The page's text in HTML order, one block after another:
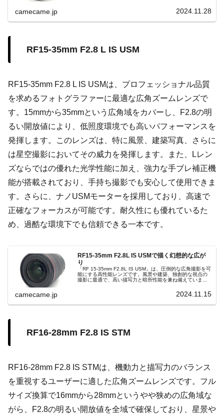
camecame.jp 2024.11.28
RF15-35mm F2.8 L IS USM
RF15-35mm F2.8 L IS USMは、プロフェッショナル品質
を求めるフォトグラファーに最適な広角ズームレンズで
す。15mmから35mmという広角域をカバーし、F2.8の明
るい開放値により、低照度環境でも高いパフォーマンスを
発揮します。このレンズは、特に風景、建築写真、さらに
は星空撮影においてその威力を発揮します。また、Lレン
ズならではの優れた光学性能に加え、強力な手ブレ補正機
能が搭載されており、手持ち撮影でも安心して使用できま
す。さらに、ナノUSMモーターを採用しており、高速で
正確なフォーカスが可能です。耐久性にも優れているた
め、過酷な環境下でも信頼できる一本です。
RF15-35mm F2.8L IS USMで描く幻想的な広が
り
「RF 15-35mm F2.8L IS USM」は、圧倒的な広角撮影を可
能にする高性能レンズです。風景や建築、独創的な視点の
撮影に最適で、高い描写力と暗所性能を兼ね備えていま
camecame.jp 2024.11.15
RF16-28mm F2.8 IS STM
RF16-28mm F2.8 IS STMは、機動力と描写力のバランス
を重視するユーザーに適した広角ズームレンズです。フル
サイズ換算で16mmから28mmというやや狭めの広角域な
がら、F2.8の明るい開放値を全域で確保しており、星景や